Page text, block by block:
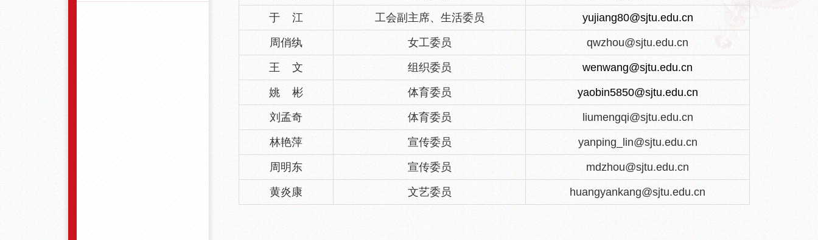
于 江 工会副主席、生活委员 yujiang80@sjtu.edu.cn
周俏纨 女工委员 qwzhou@sjtu.edu.cn
王 文 组织委员 wenwang@sjtu.edu.cn
姚 彬 体育委员 yaobin5850@sjtu.edu.cn
刘孟奇 体育委员 liumengqi@sjtu.edu.cn
林艳萍 宣传委员 yanping_lin@sjtu.edu.cn
周明东 宣传委员 mdzhou@sjtu.edu.cn
黄炎康 文艺委员 huangyankang@sjtu.edu.cn